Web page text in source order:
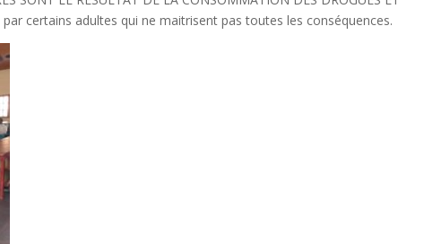
par certains adultes qui ne maitrisent pas toutes les conséquences.